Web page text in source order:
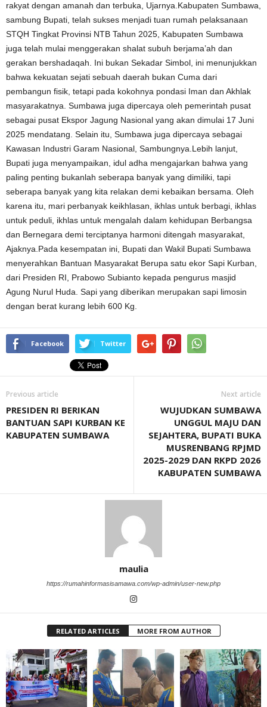
rakyat dengan amanah dan terbuka, Ujarnya.Kabupaten Sumbawa,
sambung Bupati, telah sukses menjadi tuan rumah pelaksanaan
STQH Tingkat Provinsi NTB Tahun 2025, Kabupaten Sumbawa
juga telah mulai menggerakan shalat subuh berjama’ah dan
gerakan bershadaqah. Ini bukan Sekadar Simbol, ini menunjukkan
bahwa kekuatan sejati sebuah daerah bukan Cuma dari
pembangun fisik, tetapi pada kokohnya pondasi Iman dan Akhlak
masyarakatnya. Sumbawa juga dipercaya oleh pemerintah pusat
sebagai pusat Ekspor Jagung Nasional yang akan dimulai 17 Juni
2025 mendatang. Selain itu, Sumbawa juga dipercaya sebagai
Kawasan Industri Garam Nasional, Sambungnya.Lebih lanjut,
Bupati juga menyampaikan, idul adha mengajarkan bahwa yang
paling penting bukanlah seberapa banyak yang dimiliki, tapi
seberapa banyak yang kita relakan demi kebaikan bersama. Oleh
karena itu, mari perbanyak keikhlasan, ikhlas untuk berbagi, ikhlas
untuk peduli, ikhlas untuk mengalah dalam kehidupan Berbangsa
dan Bernegara demi terciptanya harmoni ditengah masyarakat,
Ajaknya.Pada kesempatan ini, Bupati dan Wakil Bupati Sumbawa
menyerahkan Bantuan Masyarakat Berupa satu ekor Sapi Kurban,
dari Presiden RI, Prabowo Subianto kepada pengurus masjid
Agung Nurul Huda. Sapi yang diberikan merupakan sapi limosin
dengan berat kurang lebih 600 Kg.
Facebook Twitter
Previous article
PRESIDEN RI BERIKAN
BANTUAN SAPI KURBAN KE
KABUPATEN SUMBAWA
Next article
WUJUDKAN SUMBAWA
UNGGUL MAJU DAN
SEJAHTERA, BUPATI BUKA
MUSRENBANG RPJMD
2025-2029 DAN RKPD 2026
KABUPATEN SUMBAWA
maulia
https://rumahinformasisamawa.com/wp-admin/user-new.php
RELATED ARTICLES MORE FROM AUTHOR